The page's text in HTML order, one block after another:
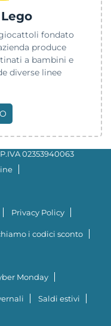
fondato
produce
a bambini e
diverse linee
02353940063
Privacy Policy
i codici sconto
Monday
Saldi estivi